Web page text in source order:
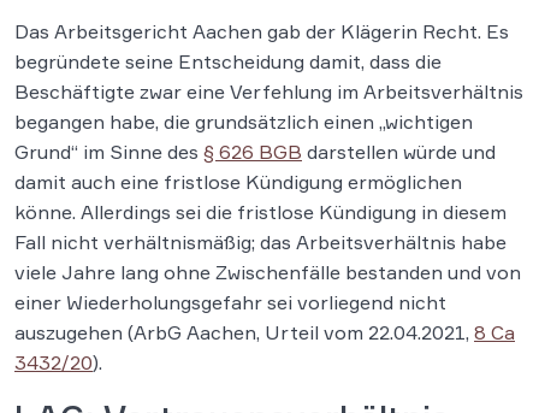
Das Arbeitsgericht Aachen gab der Klägerin Recht. Es
begründete seine Entscheidung damit, dass die
Beschäftigte zwar eine Verfehlung im Arbeitsverhältnis
begangen habe, die grundsätzlich einen „wichtigen
Grund“ im Sinne des § 626 BGB darstellen würde und
damit auch eine fristlose Kündigung ermöglichen
könne. Allerdings sei die fristlose Kündigung in diesem
Fall nicht verhältnismäßig; das Arbeitsverhältnis habe
viele Jahre lang ohne Zwischenfälle bestanden und von
einer Wiederholungsgefahr sei vorliegend nicht
auszugehen (ArbG Aachen, Urteil vom 22.04.2021, 8 Ca
3432/20).